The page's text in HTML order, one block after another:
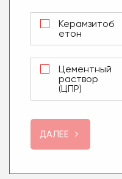
Керамзитоб
етон
Цементный
раствор
(ЦПР)
ДАЛЕЕ